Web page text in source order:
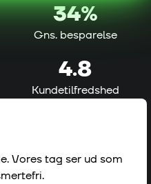
34%
Gns. besparelse
4.8
Kundetilfredshed
Vores tag ser ud som